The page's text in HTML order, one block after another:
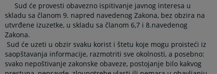
Sud će provesti obavezno ispitivanje javnog interesa u
skladu sa članom 9. napred navedenog Zakona, bez obzira na
utvrđene izuzetke, u skladu sa članom 6,7 i 8.navedenog
Zakona.
Sud će uzeti u obzir svaku korist i štetu koje mogu proisteći iz
saopštavanja informacije, razmotriti sve okolnosti, a posebno:
svako nepoštivanje zakonske obaveze, postojanje bilo kakvog